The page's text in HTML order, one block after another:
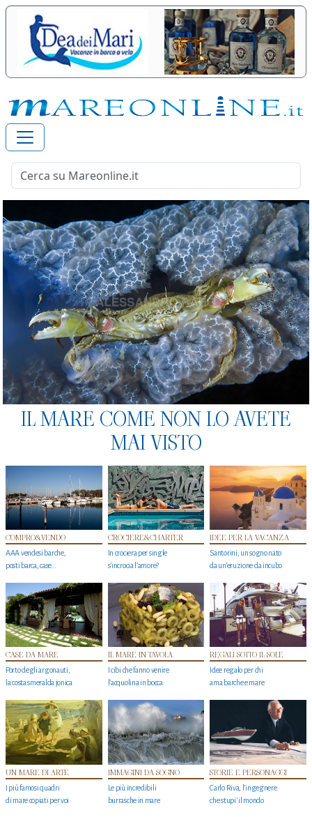
IL MARE COME NON LO AVETE
MAI VISTO
COMPRO&VENDO
AAA vendesi barche,
posti barca, case…
CROCIERE&CHARTER
In crociera per single
s'incrocia l’amore?
IDEE PER LA VACANZA
Santorini, un sogno nato
da un’eruzione da incubo
CASE DA MARE
Porto degli argonauti,
la costa smeralda jonica
IL MARE IN TAVOLA
I cibi che fanno venire
l’acquolina in bocca
REGALI SOTTO IL SOLE
Idee regalo per chi
ama barche e mare
UN MARE DI ARTE
I più famosi quadri
di mare copiati per voi
IMMAGINI DA SOGNO
Le più incredibili
burrasche in mare
STORIE E PERSONAGGI
Carlo Riva, l’ingegnere
che stupi' il mondo